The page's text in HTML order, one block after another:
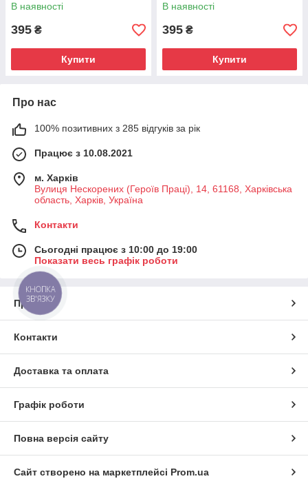
В наявності
395 ₴
Купити
В наявності
395 ₴
Купити
Про нас
100% позитивних з 285 відгуків за рік
Працює з 10.08.2021
м. Харків
Вулиця Нескорених (Героїв Праці), 14, 61168, Харківська
область, Харків, Україна
Контакти
Сьогодні працює з 10:00 до 19:00
Показати весь графік роботи
Про нас
Контакти
Доставка та оплата
Графік роботи
Повна версія сайту
Сайт створено на маркетплейсі Prom.ua
КНОПКА
ЗВ'ЯЗКУ